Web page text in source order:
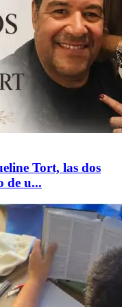
Tort, las dos
de u...